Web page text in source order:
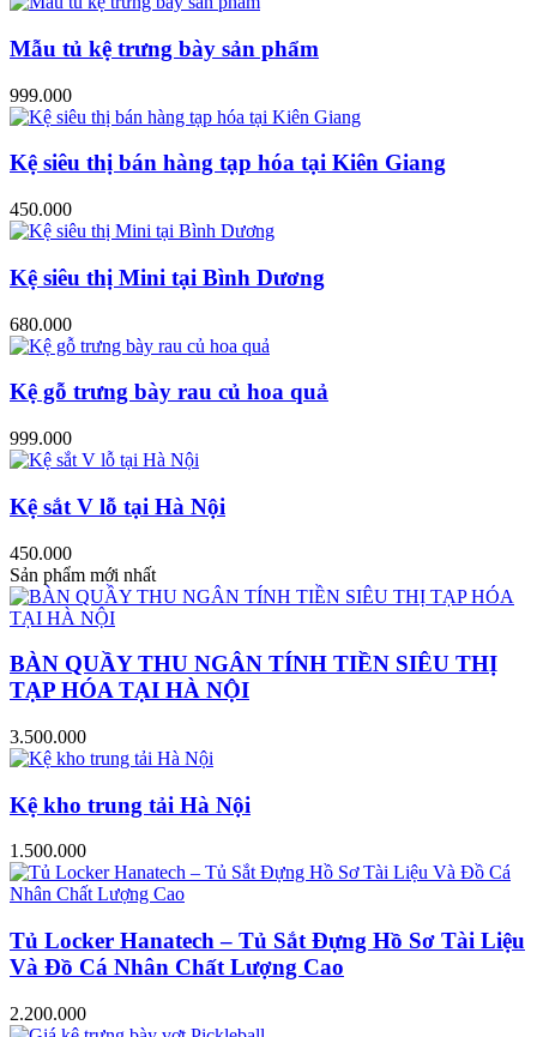
Mẫu tủ kệ trưng bày sản phẩm
999.000
Kệ siêu thị bán hàng tạp hóa tại Kiên Giang
450.000
Kệ siêu thị Mini tại Bình Dương
680.000
Kệ gỗ trưng bày rau củ hoa quả
999.000
Kệ sắt V lỗ tại Hà Nội
450.000
Sản phẩm mới nhất
BÀN QUẦY THU NGÂN TÍNH TIỀN SIÊU THỊ
TẠP HÓA TẠI HÀ NỘI
3.500.000
Kệ kho trung tải Hà Nội
1.500.000
Tủ Locker Hanatech – Tủ Sắt Đựng Hồ Sơ Tài Liệu
Và Đồ Cá Nhân Chất Lượng Cao
2.200.000